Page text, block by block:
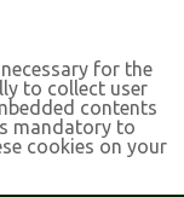
for the
to collect user
contents
mandatory to
cookies on your